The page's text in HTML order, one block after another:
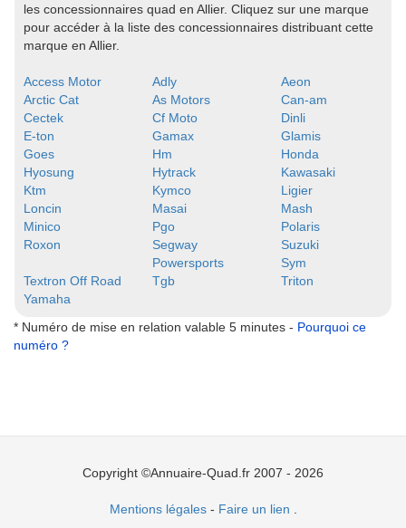
les concessionnaires quad en Allier. Cliquez sur une marque
pour accéder à la liste des concessionnaires distribuant cette
marque en Allier.
Access Motor Adly
Aeon
Arctic Cat
As Motors
Can-am
Cectek
Cf Moto
Dinli
E-ton
Gamax
Glamis
Goes
Hm
Honda
Hyosung
Hytrack
Kawasaki
Ktm
Kymco
Ligier
Loncin
Masai
Mash
Minico
Pgo
Polaris
Roxon
Segway
Powersports
Suzuki
Sym
Textron Off Road
Tgb
Triton
Yamaha
* Numéro de mise en relation valable 5 minutes - Pourquoi ce
numéro ?
Copyright ©Annuaire-Quad.fr 2007 - 2026
Mentions légales- Faire un lien